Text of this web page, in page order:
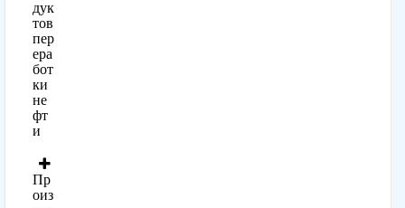
дук
тов
пер
ера
бот
ки
не
фт
и
Пр
оиз